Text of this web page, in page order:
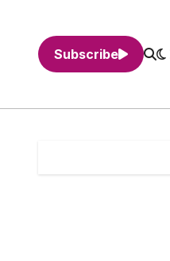
Subscribe